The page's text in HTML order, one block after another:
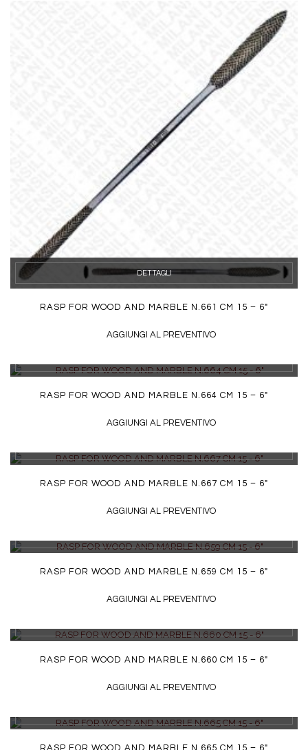
DETTAGLI
RASP FOR WOOD AND MARBLE N.661 CM 15 – 6″
AGGIUNGI AL PREVENTIVO
RASP FOR WOOD AND MARBLE N.664 CM 15 – 6″
AGGIUNGI AL PREVENTIVO
RASP FOR WOOD AND MARBLE N.667 CM 15 – 6″
AGGIUNGI AL PREVENTIVO
RASP FOR WOOD AND MARBLE N.659 CM 15 – 6″
AGGIUNGI AL PREVENTIVO
RASP FOR WOOD AND MARBLE N.660 CM 15 – 6″
AGGIUNGI AL PREVENTIVO
RASP FOR WOOD AND MARBLE N.665 CM 15 – 6″